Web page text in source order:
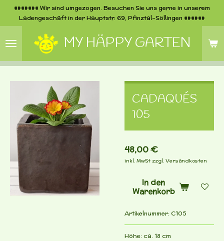
Zum
Hauptinhalt
MY HÄPPY GARTEN
####### Wir sind umgezogen. Besuchen Sie uns gerne in unserem
Ladengeschäft in der Hauptstr. 69, Pfinztal-Söllingen ######
CADAQUÉS
105
48,00 €
inkl. MwSt zzgl. Versandkosten
In den
Warenkorb
Artikelnummer:C105
Höhe: ca. 18 cm